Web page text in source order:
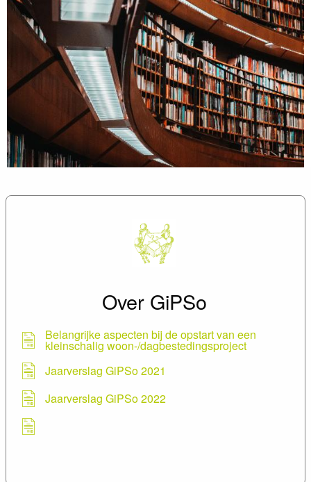
Over GiPSo
Belangrijke aspecten bij de opstart van een
kleinschalig woon-/dagbestedingsproject
Jaarverslag GiPSo 2021
Jaarverslag GiPSo 2022